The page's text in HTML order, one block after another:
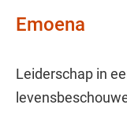
Emoena
Leiderschap in